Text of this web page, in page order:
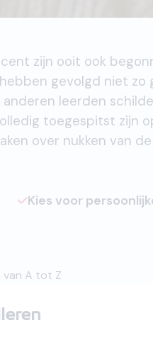
zijn ooit ook
gevolgd niet
anderen leerden
toegespitst zijn
over nukken van
Kies voor
van A tot Z